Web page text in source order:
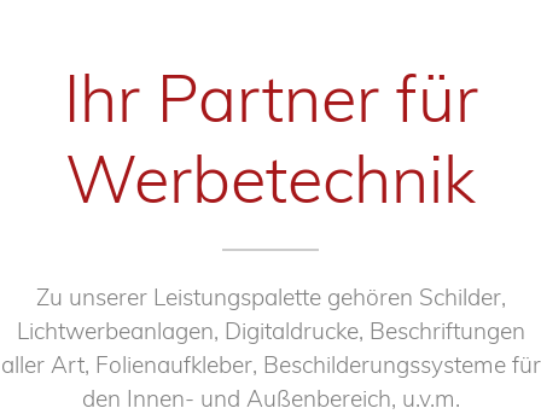
Ihr Partner für
Werbetechnik
Zu unserer Leistungspalette gehören Schilder,
Lichtwerbeanlagen, Digitaldrucke, Beschriftungen
aller Art, Folienaufkleber, Beschilderungssysteme für
den Innen- und Außenbereich, u.v.m.